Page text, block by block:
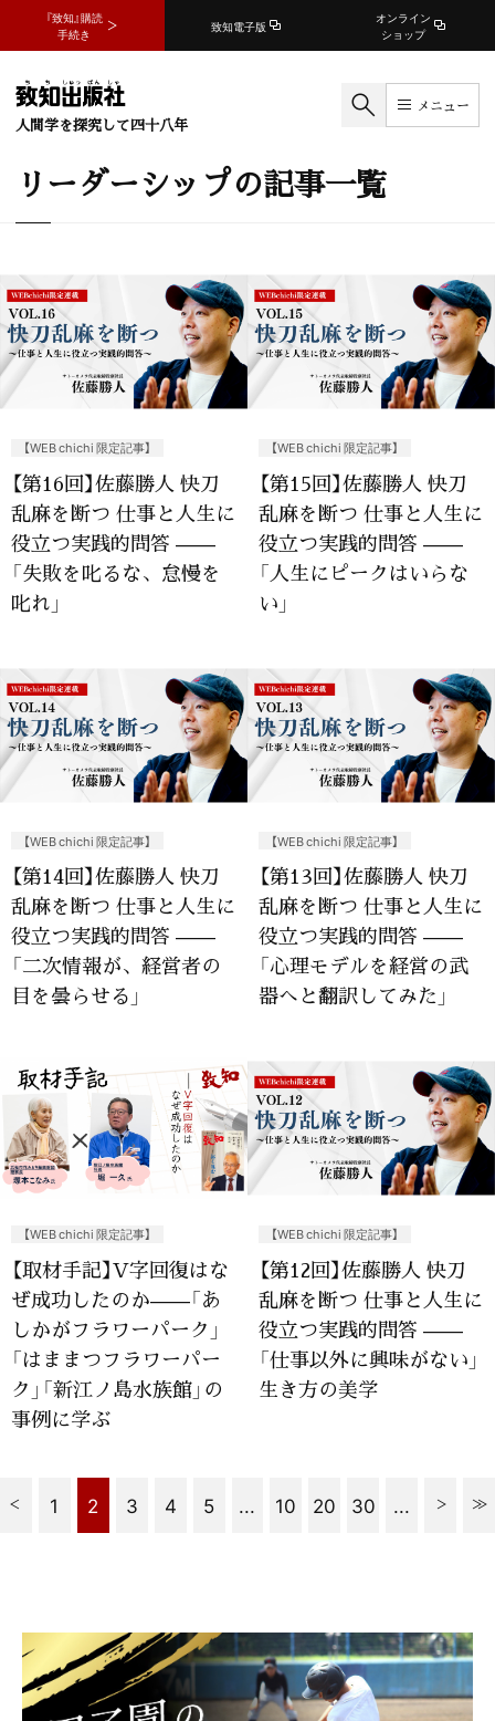
『致知』購読
手続き
致知電子版
オンライン
ショップ
人間学を探究して四十八年
メニュー
リーダーシップの記事一覧
【WEB chichi 限定記事】
【第16回】佐藤勝人 快刀
乱麻を断つ 仕事と人生に
役立つ実践的問答 ——
「失敗を叱るな、怠慢を
叱れ」
【WEB chichi 限定記事】
【第15回】佐藤勝人 快刀
乱麻を断つ 仕事と人生に
役立つ実践的問答 ——
「人生にピークはいらな
い」
【WEB chichi 限定記事】
【第14回】佐藤勝人 快刀
乱麻を断つ 仕事と人生に
役立つ実践的問答 ——
「二次情報が、経営者の
目を曇らせる」
【WEB chichi 限定記事】
【第13回】佐藤勝人 快刀
乱麻を断つ 仕事と人生に
役立つ実践的問答 ——
「心理モデルを経営の武
器へと翻訳してみた」
【WEB chichi 限定記事】
【取材手記】V字回復はな
ぜ成功したのか——「あ
しかがフラワーパーク」
「はままつフラワーパー
ク」「新江ノ島水族館」の
事例に学ぶ
【WEB chichi 限定記事】
【第12回】佐藤勝人 快刀
乱麻を断つ 仕事と人生に
役立つ実践的問答 ——
「仕事以外に興味がない」
生き方の美学
1 2 3 4 5 ... 10 20 30 ...